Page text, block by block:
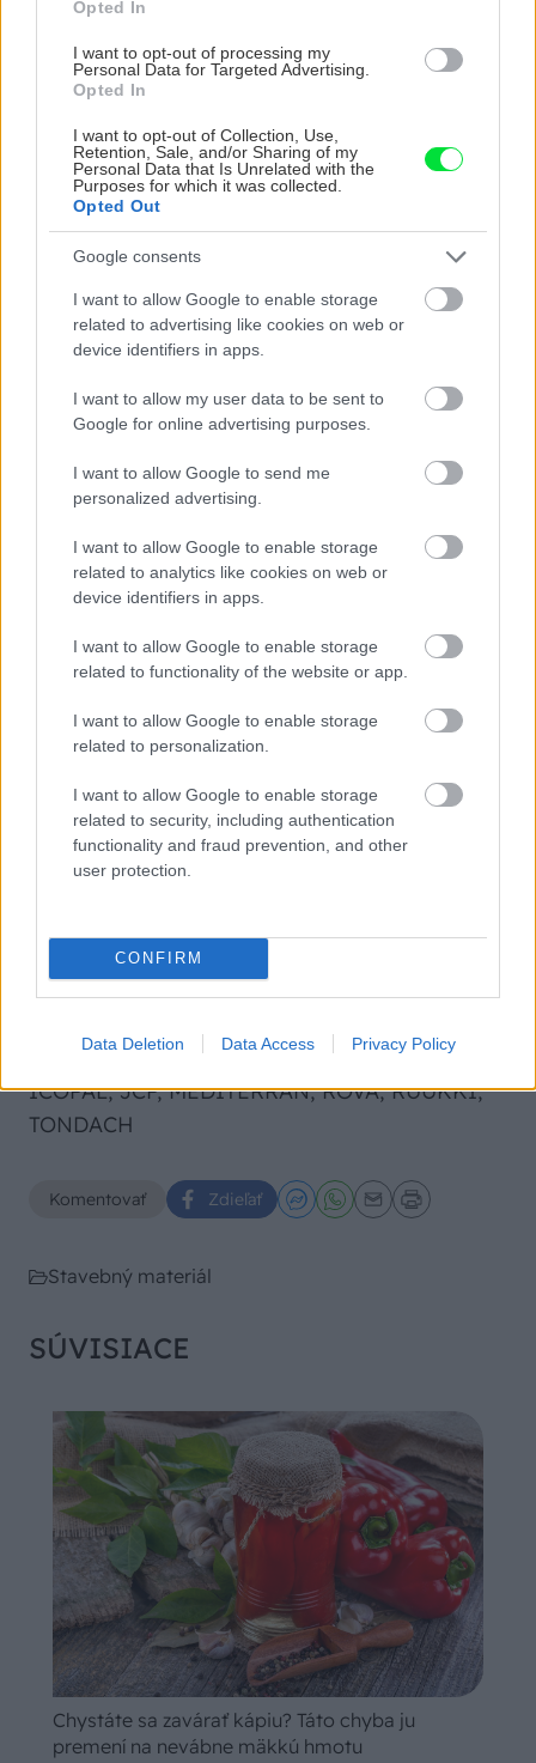
Opted In
I want to opt-out of processing my
Personal Data for Targeted Advertising.
Opted In
I want to opt-out of Collection, Use,
Retention, Sale, and/or Sharing of my
Personal Data that Is Unrelated with the
Purposes for which it was collected.
Opted Out
Google consents
I want to allow Google to enable storage
related to advertising like cookies on web or
device identifiers in apps.
I want to allow my user data to be sent to
Google for online advertising purposes.
I want to allow Google to send me
personalized advertising.
I want to allow Google to enable storage
related to analytics like cookies on web or
device identifiers in apps.
I want to allow Google to enable storage
related to functionality of the website or app.
I want to allow Google to enable storage
related to personalization.
I want to allow Google to enable storage
related to security, including authentication
functionality and fraud prevention, and other
user protection.
CONFIRM
Data Deletion Data Access Privacy Policy
Príslušenstvo
podobné príslušenstvo. Tvorí ho: polovičná
škridla, krajné škridly, vetracie škridly, vetracie
pásy hrebeňa, resp. vetrací pás nárožia,
hliníkový pás úžľabia, ochranná mriežka,
protisnehová škridla, modulová nosná zostava,
odkvapový systém a bleskozvodová hrebeňová
použiť podstrešnú fóliu, čím sa zabráni
odkvapový systém, ochranné vetracie pásy,
vetracie komíniky, obojstranné lepiace pásky,
rozoberateľné a nerozoberateľné manžety a
opravné farby.
Okrem bežných doplnkov sa odporúča použiť
pod plechové strešné krytiny pás na
obmedzenie hluku vznikajúceho dopadom
dažďa na strechu. Tesnenia sú potrebné pre
strešné hrebene, nárožia a úžľabia strechy.
Tesniace prvky zabezpečujú vetranie strešného
plášťa. Ako spojovací materiál sa používajú
samorezné skrutky s podložkami vo farbách
zjednodušuje samotnú montáž.
Fotografie: BRAMAC, CEMBRIT, FIERA,
ICOPAL, JCP, MEDITERRAN, ROVA, RUUKKI,
TONDACH
Komentovať Zdieľať
Stavebný materiál
SÚVISIACE
Chystáte sa zavárať kápiu? Táto chyba ju
premení na nevábne mäkkú hmotu